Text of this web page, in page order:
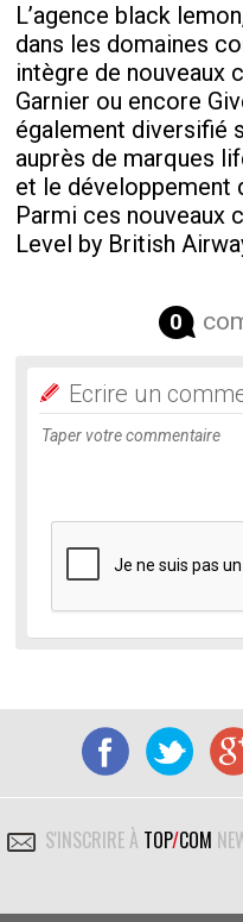
L’agence black
dans les domaines
intègre de nouveaux
Garnier ou encore
également diversifié
auprès de marques
et le développement
Parmi ces nouveaux
Level by British
0
Ecrire un
S'INSCRIRE À TOP/COM